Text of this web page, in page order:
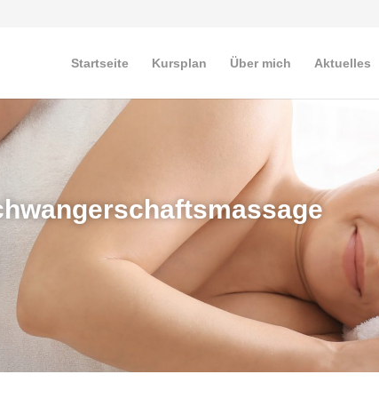
Startseite Kursplan Über mich Aktuelles